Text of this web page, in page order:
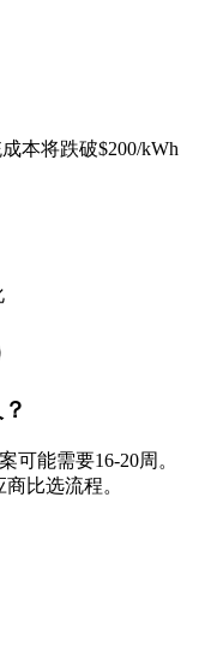
本将跌破$200/kWh
可能需要16-20周。
比选流程。